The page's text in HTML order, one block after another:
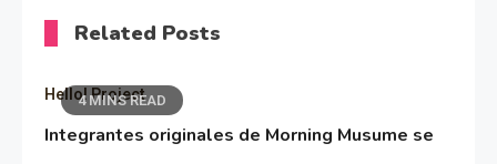
Related Posts
4 MINS READ
Hello! Project
Integrantes originales de Morning Musume se